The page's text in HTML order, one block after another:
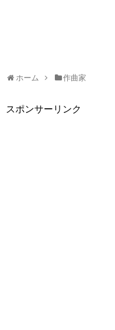
ホーム 作曲家
スポンサーリンク